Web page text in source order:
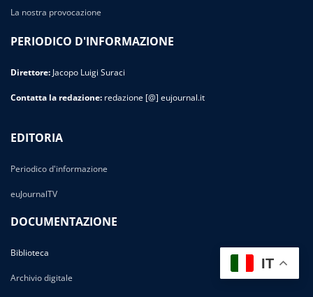
La nostra provocazione
PERIODICO D'INFORMAZIONE
Direttore: Jacopo Luigi Suraci
Contatta la redazione: redazione [@] eujournal.it
EDITORIA
Periodico d'informazione
euJournalTV
DOCUMENTAZIONE
Biblioteca
Archivio digitale
IT